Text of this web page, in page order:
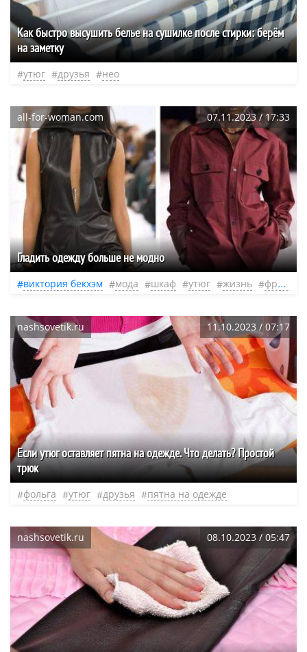
Как быстро высушить белье на сушилке после стирки: берём
на заметку
утюг друзья нео
all-for-woman.com 07.11.2023 / 17:33
Гладить одежду больше не модно
виктория бекхэм мода шкаф утюг жизнь фразы
nashsovetik.ru 11.10.2023 / 07:17
Если утюг оставляет пятна на одежде. Что делать? Простой
трюк
фольга утюг друзья пятна на одежде
nashsovetik.ru 08.10.2023 / 05:47